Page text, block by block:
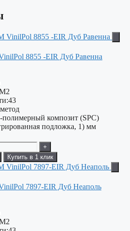
8855 -EIR Дуб Равенна
43
композит (SPC)
подложка, 1) мм
+
Купить в 1 клик
7897-EIR Дуб Неаполь